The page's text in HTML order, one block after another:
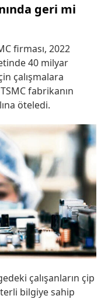
geri mi
firması, 2022
40 milyar
çalışmalara
fabrikanın
öteledi.
çalışanların çip
bilgiye sahip